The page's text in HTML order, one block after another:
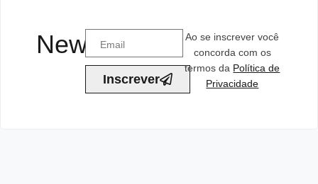
Newsletter
Inscrever
Ao se inscrever você
concorda com os
termos da Política de
Privacidade